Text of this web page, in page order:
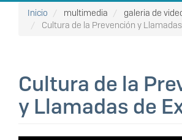
Inicio multimedia
galeria de
Cultura de la Prevención y
Cultura de la
y Llamadas de